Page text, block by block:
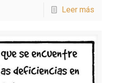
Leer más